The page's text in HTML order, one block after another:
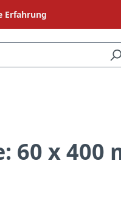
Erfahrung
60 x 400